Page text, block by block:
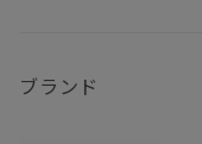
ブランド